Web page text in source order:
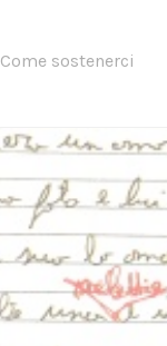
Come sostenerci